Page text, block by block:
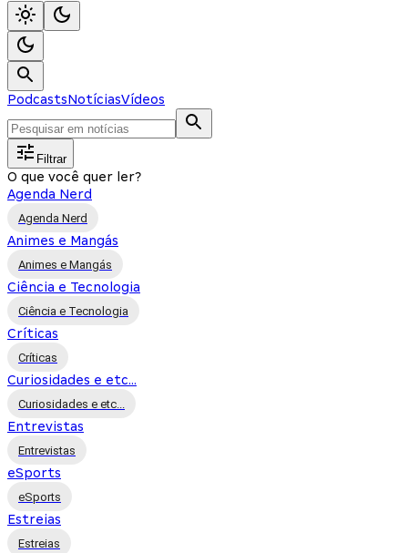
PodcastsNotíciasVídeos
Filtrar
O que você quer ler?
Agenda Nerd
Agenda Nerd
Animes e Mangás
Animes e Mangás
Ciência e Tecnologia
Ciência e Tecnologia
Críticas
Críticas
Curiosidades e etc...
Curiosidades e etc...
Entrevistas
Entrevistas
eSports
eSports
Estreias
Estreias